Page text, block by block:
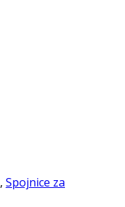
, Spojnice za